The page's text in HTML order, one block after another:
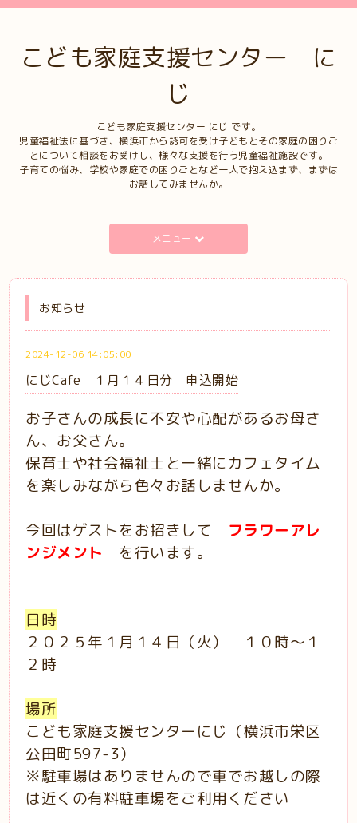
こども家庭支援センター に
じ
こども家庭支援センター にじ です。
児童福祉法に基づき、横浜市から認可を受け子どもとその家庭の困りご
とについて相談をお受けし、様々な支援を行う児童福祉施設です。
子育ての悩み、学校や家庭での困りごとなど一人で抱え込まず、まずは
お話してみませんか。
メニュー
お知らせ
2024-12-06 14:05:00
にじCafe １月１４日分 申込開始
お子さんの成長に不安や心配があるお母さ
ん、お父さん。
保育士や社会福祉士と一緒にカフェタイム
を楽しみながら色々お話しませんか。
今回はゲストをお招きして フラワーアレ
ンジメント
を行います。
日時
２０２５年１月１４日（火） １０時～１
２時
場所
こども家庭支援センターにじ（横浜市栄区
公田町597-3）
※駐車場はありませんので車でお越しの際
は近くの有料駐車場をご利用ください